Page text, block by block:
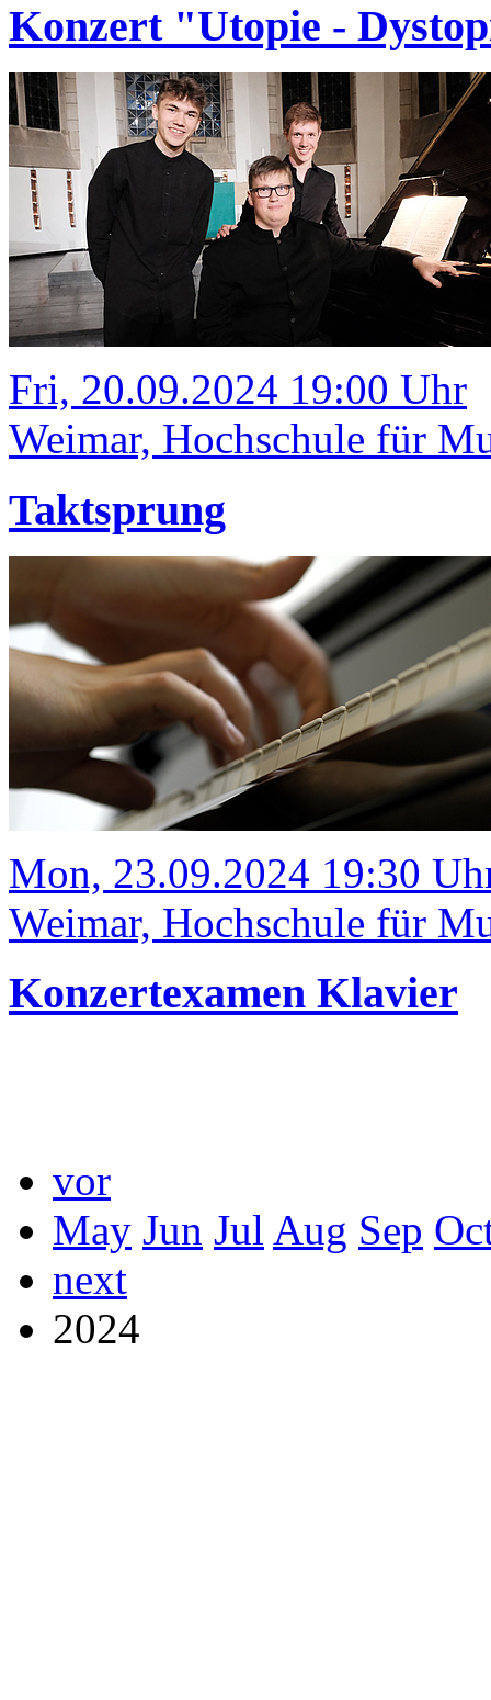
Konzert "Utopie -
Fri, 20.09.2024 19:00 Uhr
Weimar, Hochschule für
Taktsprung
Mon, 23.09.2024 19:30
Weimar, Hochschule für
Konzertexamen Klavier
vor
May Jun Jul Aug Sep
next
2024